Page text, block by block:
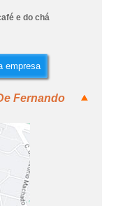
e do chá
empresa
Fernando